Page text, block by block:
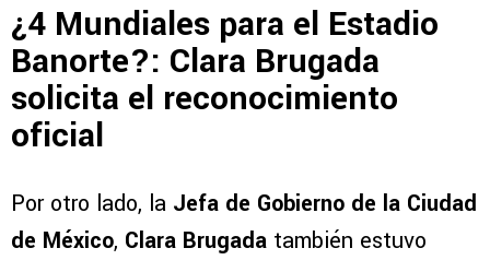
¿4 Mundiales para el Estadio
Banorte?: Clara Brugada
solicita el reconocimiento
oficial
Por otro lado, la Jefa de Gobierno de la Ciudad
de México, Clara Brugada también estuvo